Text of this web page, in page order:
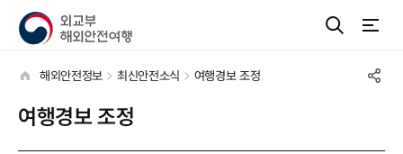
해외안전정보 최신안전소식 여행경보 조정
여행경보 조정